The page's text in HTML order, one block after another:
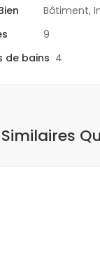
Bâtiment,
9
de bains 4